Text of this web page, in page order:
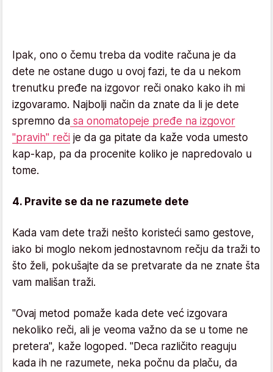
Ipak, ono o čemu treba da vodite računa je da
dete ne ostane dugo u ovoj fazi, te da u nekom
trenutku pređe na izgovor reči onako kako ih mi
izgovaramo. Najbolji način da znate da li je dete
spremno da sa onomatopeje pređe na izgovor
"pravih" reči je da ga pitate da kaže voda umesto
kap-kap, pa da procenite koliko je napredovalo u
tome.
4. Pravite se da ne razumete dete
Kada vam dete traži nešto koristeći samo gestove,
iako bi moglo nekom jednostavnom rečju da traži to
što želi, pokušajte da se pretvarate da ne znate šta
vam mališan traži.
"Ovaj metod pomaže kada dete već izgovara
nekoliko reči, ali je veoma važno da se u tome ne
pretera", kaže logoped. "Deca različito reaguju
kada ih ne razumete, neka počnu da plaču, da